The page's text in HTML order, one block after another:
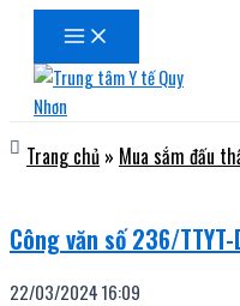
Nhảy
dung
Main
Menu
Trang chủ » Mua sắm đấu
Công văn số 236/
22/03/202416:09